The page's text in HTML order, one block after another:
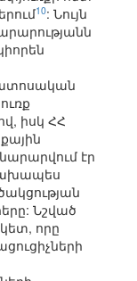
10: Նույն
իսկ ՀՀ
էր
Նշված
որը